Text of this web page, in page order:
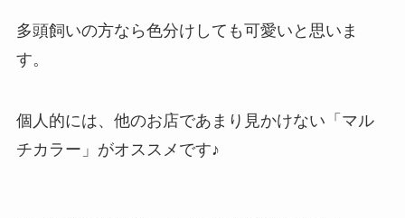
多頭飼いの方なら色分けしても可愛いと思いま
す。
個人的には、他のお店であまり見かけない「マル
チカラー」がオススメです♪